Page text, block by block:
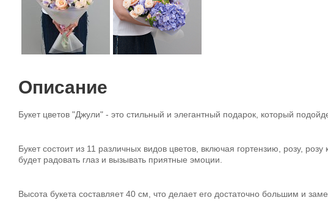
Описание
Букет цветов "Джули" - это стильный и элегантный подарок, который
Букет состоит из 11 различных видов цветов, включая гортензию, розу,
будет радовать глаз и вызывать приятные эмоции.
Высота букета составляет 40 см, что делает его достаточно большим и